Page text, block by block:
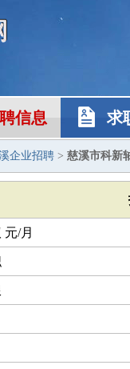
信息 求
企业招聘 > 慈溪市科新
元/月